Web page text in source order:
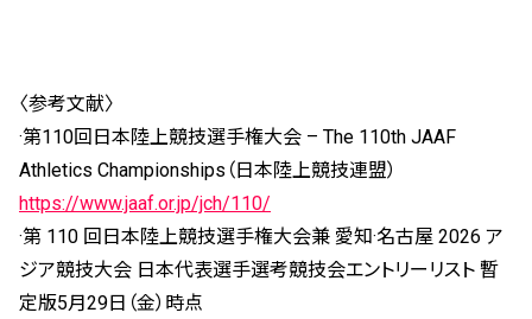
〈参考文献〉
·第110回日本陸上競技選手権大会 – The 110th JAAF
Athletics Championships（日本陸上競技連盟）
https://www.jaaf.or.jp/jch/110/
·第 110 回日本陸上競技選手権大会兼 愛知·名古屋 2026 ア
ジア競技大会 日本代表選手選考競技会エントリーリスト 暫
定版5月29日（金）時点